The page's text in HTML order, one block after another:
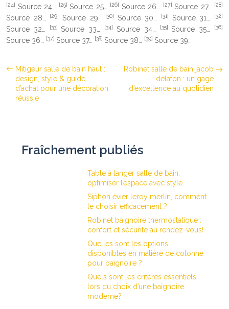
[24] Source 24… [25] Source 25… [26] Source 26… [27] Source 27… [28]
Source 28… [29] Source 29… [30] Source 30… [31] Source 31… [32]
Source 32… [33] Source 33… [34] Source 34… [35] Source 35… [36]
Source 36… [37] Source 37… [38] Source 38… [39] Source 39…
Mitigeur salle de bain haut :
design, style & guide
d’achat pour une décoration
réussie
Robinet salle de bain jacob
delafon : un gage
d’excellence au quotidien
Fraîchement publiés
Table à langer salle de bain,
optimiser l’espace avec style.
Siphon évier leroy merlin, comment
le choisir efficacement ?
Robinet baignoire thermostatique :
confort et sécurité au rendez-vous!
Quelles sont les options
disponibles en matière de colonne
pour baignoire ?
Quels sont les critères essentiels
lors du choix d’une baignoire
moderne?